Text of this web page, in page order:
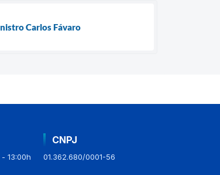
Carlos Fávaro
13:00h
CNPJ
01.362.680/0001-56